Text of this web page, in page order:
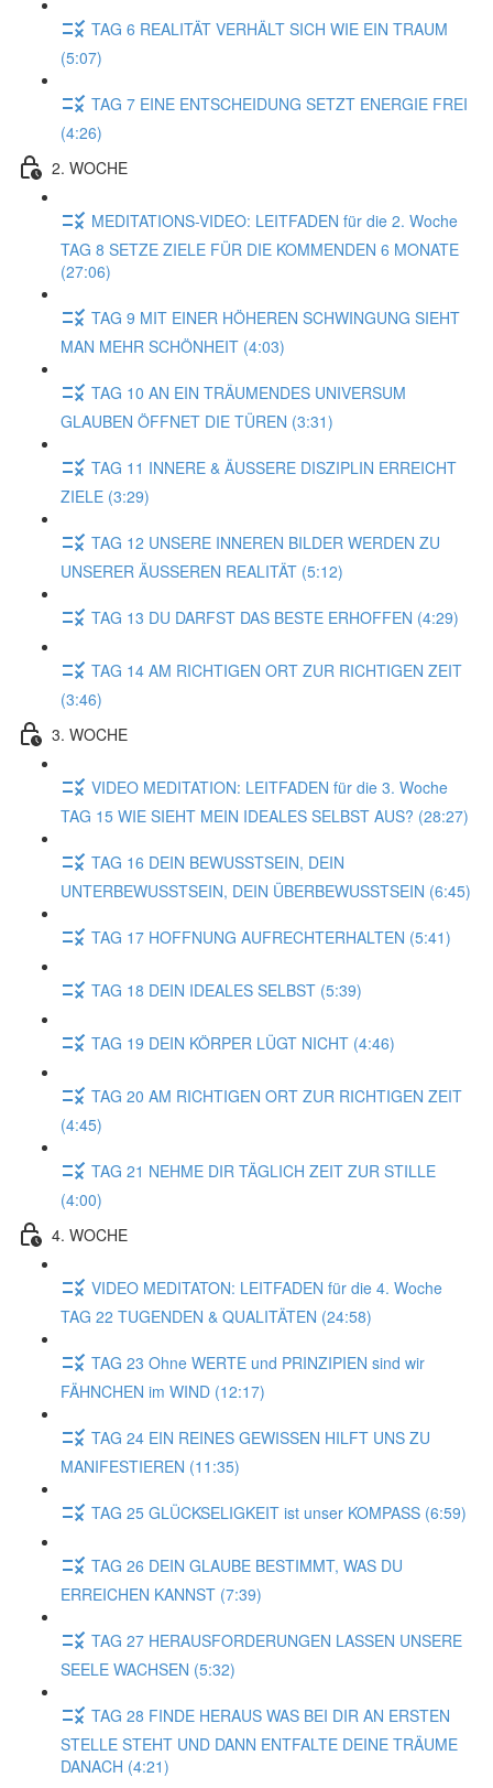
TAG 6 REALITÄT VERHÄLT SICH WIE EIN TRAUM
(5:07)
TAG 7 EINE ENTSCHEIDUNG SETZT ENERGIE FREI
(4:26)
2. WOCHE
MEDITATIONS-VIDEO: LEITFADEN für die 2. Woche
TAG 8 SETZE ZIELE FÜR DIE KOMMENDEN 6 MONATE
(27:06)
TAG 9 MIT EINER HÖHEREN SCHWINGUNG SIEHT
MAN MEHR SCHÖNHEIT (4:03)
TAG 10 AN EIN TRÄUMENDES UNIVERSUM
GLAUBEN ÖFFNET DIE TÜREN (3:31)
TAG 11 INNERE & ÄUSSERE DISZIPLIN ERREICHT
ZIELE (3:29)
TAG 12 UNSERE INNEREN BILDER WERDEN ZU
UNSERER ÄUSSEREN REALITÄT (5:12)
TAG 13 DU DARFST DAS BESTE ERHOFFEN (4:29)
TAG 14 AM RICHTIGEN ORT ZUR RICHTIGEN ZEIT
(3:46)
3. WOCHE
VIDEO MEDITATION: LEITFADEN für die 3. Woche
TAG 15 WIE SIEHT MEIN IDEALES SELBST AUS? (28:27)
TAG 16 DEIN BEWUSSTSEIN, DEIN
UNTERBEWUSSTSEIN, DEIN ÜBERBEWUSSTSEIN (6:45)
TAG 17 HOFFNUNG AUFRECHTERHALTEN (5:41)
TAG 18 DEIN IDEALES SELBST (5:39)
TAG 19 DEIN KÖRPER LÜGT NICHT (4:46)
TAG 20 AM RICHTIGEN ORT ZUR RICHTIGEN ZEIT
(4:45)
TAG 21 NEHME DIR TÄGLICH ZEIT ZUR STILLE
(4:00)
4. WOCHE
VIDEO MEDITATON: LEITFADEN für die 4. Woche
TAG 22 TUGENDEN & QUALITÄTEN (24:58)
TAG 23 Ohne WERTE und PRINZIPIEN sind wir
FÄHNCHEN im WIND (12:17)
TAG 24 EIN REINES GEWISSEN HILFT UNS ZU
MANIFESTIEREN (11:35)
TAG 25 GLÜCKSELIGKEIT ist unser KOMPASS (6:59)
TAG 26 DEIN GLAUBE BESTIMMT, WAS DU
ERREICHEN KANNST (7:39)
TAG 27 HERAUSFORDERUNGEN LASSEN UNSERE
SEELE WACHSEN (5:32)
TAG 28 FINDE HERAUS WAS BEI DIR AN ERSTEN
STELLE STEHT UND DANN ENTFALTE DEINE TRÄUME
DANACH (4:21)